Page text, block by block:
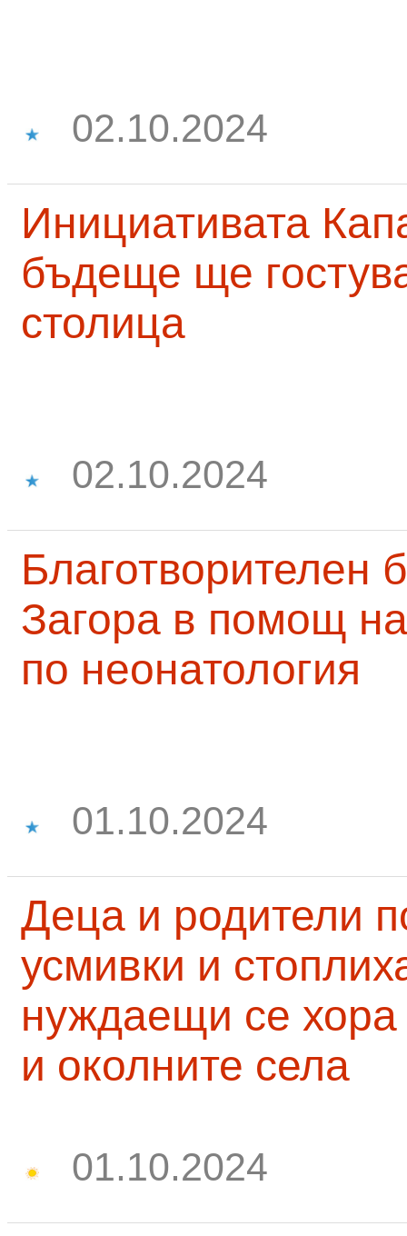
02.10.2024
Инициативата
бъдеще ще
столица
02.10.2024
Благотворителен
Загора в помощ
по неонатология
01.10.2024
Деца и родители
усмивки и
нуждаещи се
и околните села
01.10.2024